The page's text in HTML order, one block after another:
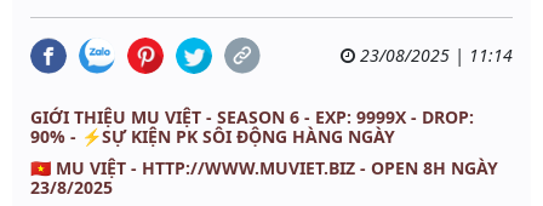
23/08/2025 | 11:14
GIỚI THIỆU MU VIỆT - SEASON 6 - EXP: 9999X - DROP:
90% - ⚡️SỰ KIỆN PK SÔI ĐỘNG HÀNG NGÀY
🇻🇳 MU VIỆT - HTTP://WWW.MUVIET.BIZ - OPEN 8H NGÀY
23/8/2025